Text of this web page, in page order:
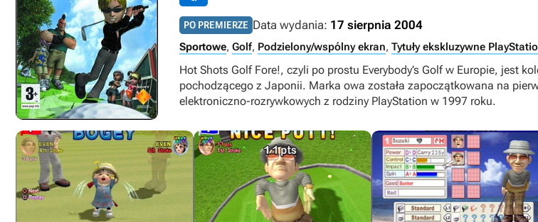
PO PREMIERZE Data wydania: 17 sierpnia 2004
Sportowe, Golf, Podzielony/wspólny ekran, Tytuły ekskluzywne
Hot Shots Golf Fore!, czyli po prostu Everybody’s Golf w Europie, jest
pochodzącego z Japonii. Marka owa została zapoczątkowana na
elektroniczno-rozrywkowych z rodziny PlayStation w 1997 roku.